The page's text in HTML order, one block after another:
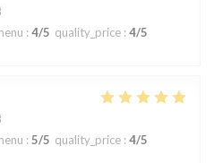
: 4/5 quality_price : 4/5
: 5/5 quality_price : 4/5